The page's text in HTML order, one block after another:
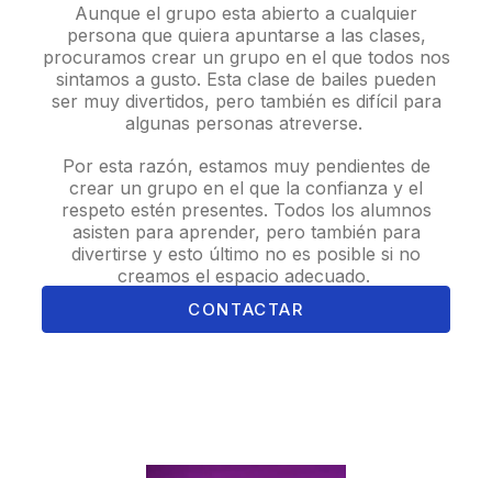
Aunque el grupo esta abierto a cualquier
persona que quiera apuntarse a las clases,
procuramos crear un grupo en el que todos nos
sintamos a gusto. Esta clase de bailes pueden
ser muy divertidos, pero también es difícil para
algunas personas atreverse.
Por esta razón, estamos muy pendientes de
crear un grupo en el que la confianza y el
respeto estén presentes. Todos los alumnos
asisten para aprender, pero también para
divertirse y esto último no es posible si no
creamos el espacio adecuado.
CONTACTAR